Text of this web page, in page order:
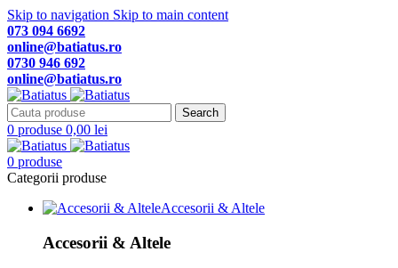
Skip to navigation Skip to main content
073 094 6692
online@batiatus.ro
0730 946 692
online@batiatus.ro
Search
0 produse 0,00 lei
0 produse
Categorii produse
Accesorii & Altele
Accesorii & Altele